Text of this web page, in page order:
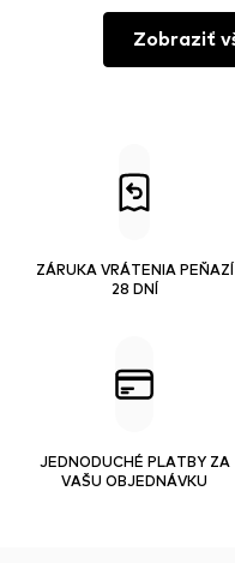
Zobraziť
ZÁRUKA VRÁTENIA PEŇAZÍ
28 DNÍ
JEDNODUCHÉ PLATBY ZA
VAŠU OBJEDNÁVKU